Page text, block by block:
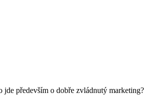
jde především o dobře zvládnutý marketing?